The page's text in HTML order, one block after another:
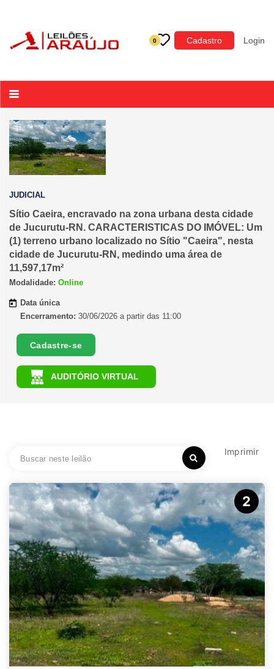
0 Cadastro Login
Categoria
Acessórios para Veículos
Máquinas
JUDICIAL
Sítio Caeira, encravado na zona urbana desta cidade
de Jucurutu-RN. CARACTERISTICAS DO IMÓVEL: Um
(1) terreno urbano localizado no Sítio "Caeira", nesta
cidade de Jucurutu-RN, medindo uma área de
11,597,17m²
Modalidade: Online
Data única
Encerramento: 30/06/2026 a partir das 11:00
Cadastre-se
AUDITÓRIO VIRTUAL
Imprimir
2